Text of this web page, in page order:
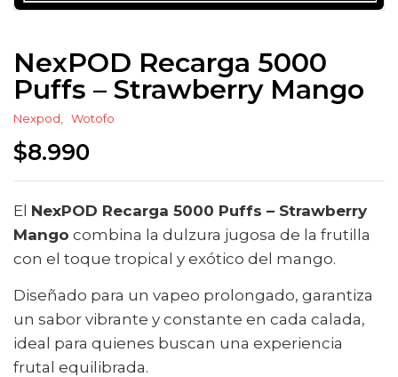
NexPOD Recarga 5000
Puffs – Strawberry Mango
Nexpod Wotofo
$8.990
El NexPOD Recarga 5000 Puffs – Strawberry
Mango combina la dulzura jugosa de la frutilla
con el toque tropical y exótico del mango.
Diseñado para un vapeo prolongado, garantiza
un sabor vibrante y constante en cada calada,
ideal para quienes buscan una experiencia
frutal equilibrada.